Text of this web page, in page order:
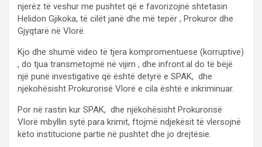
njerëz të veshur me pushtet që e favorizojnë shtetasin
Helidon Gjikoka, të cilët janë dhe më tepër , Prokuror dhe
Gjyqtarë në Vlorë.
Kjo dhe shumë video të tjera kompromentuese (korruptive)
, do tjua transmetojmë në vijim , dhe infront.al do të bëjë
një punë investigative që është detyrë e SPAK, dhe
njëkohësisht Prokurorisë Vlorë e cila është e inkriminuar.
Por në rastin kur SPAK, dhe njëkohësisht Prokurorisë
Vlorë mbyllin sytë para krimit, ftojmë ndjekësit të vlersojnë
këto institucione partie në pushtet dhe jo drejtësie.